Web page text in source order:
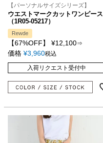
【パーソナルサイズシリーズ】
ウエストマークカットワンピース
（1R05-05217）
Rewde
【67%OFF】 ¥12,100⇒
価格 ¥3,960税込
入荷リクエスト受付中